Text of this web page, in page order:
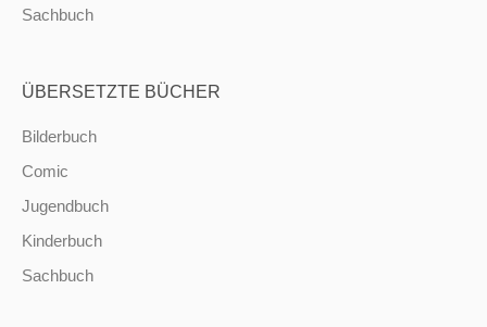
Sachbuch
ÜBERSETZTE BÜCHER
Bilderbuch
Comic
Jugendbuch
Kinderbuch
Sachbuch